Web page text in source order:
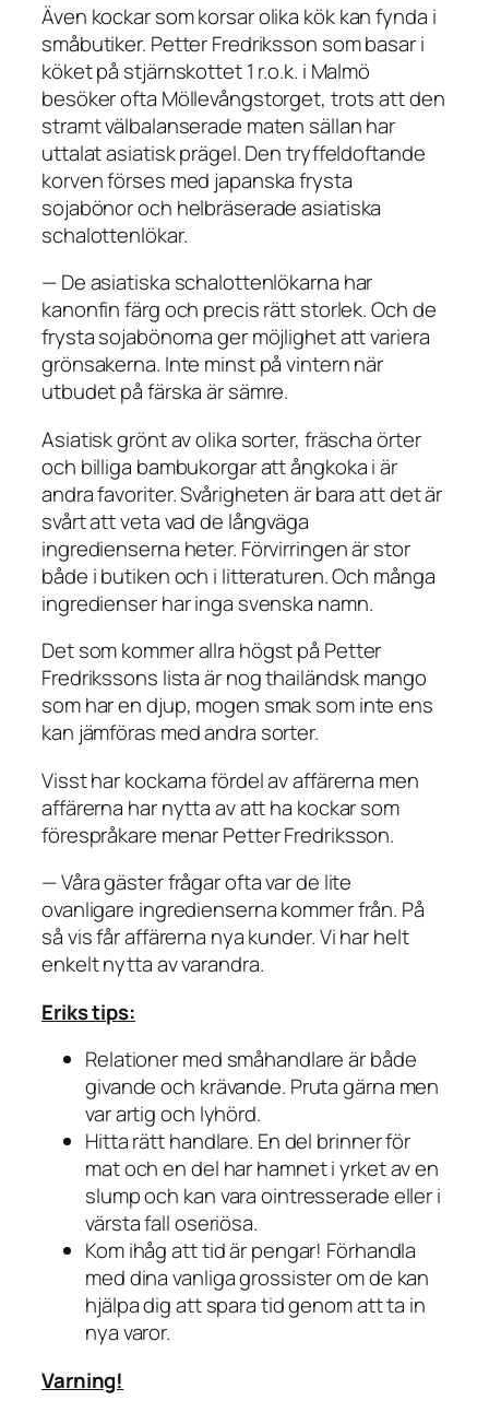
Även kockar som korsar olika kök kan fynda i
småbutiker. Petter Fredriksson som basar i
köket på stjärnskottet 1 r.o.k. i Malmö
besöker ofta Möllevångstorget, trots att den
stramt välbalanserade maten sällan har
uttalat asiatisk prägel. Den tryffeldoftande
korven förses med japanska frysta
sojabönor och helbräserade asiatiska
schalottenlökar.
— De asiatiska schalottenlökarna har
kanonfin färg och precis rätt storlek. Och de
frysta sojabönorna ger möjlighet att variera
grönsakerna. Inte minst på vintern när
utbudet på färska är sämre.
Asiatisk grönt av olika sorter, fräscha örter
och billiga bambukorgar att ångkoka i är
andra favoriter. Svårigheten är bara att det är
svårt att veta vad de långväga
ingredienserna heter. Förvirringen är stor
både i butiken och i litteraturen. Och många
ingredienser har inga svenska namn.
Det som kommer allra högst på Petter
Fredrikssons lista är nog thailändsk mango
som har en djup, mogen smak som inte ens
kan jämföras med andra sorter.
Visst har kockarna fördel av affärerna men
affärerna har nytta av att ha kockar som
förespråkare menar Petter Fredriksson.
— Våra gäster frågar ofta var de lite
ovanligare ingredienserna kommer från. På
så vis får affärerna nya kunder. Vi har helt
enkelt nytta av varandra.
Eriks tips:
Relationer med småhandlare är både
givande och krävande. Pruta gärna men
var artig och lyhörd.
Hitta rätt handlare. En del brinner för
mat och en del har hamnet i yrket av en
slump och kan vara ointresserade eller i
värsta fall oseriösa.
Kom ihåg att tid är pengar! Förhandla
med dina vanliga grossister om de kan
hjälpa dig att spara tid genom att ta in
nya varor.
Varning!